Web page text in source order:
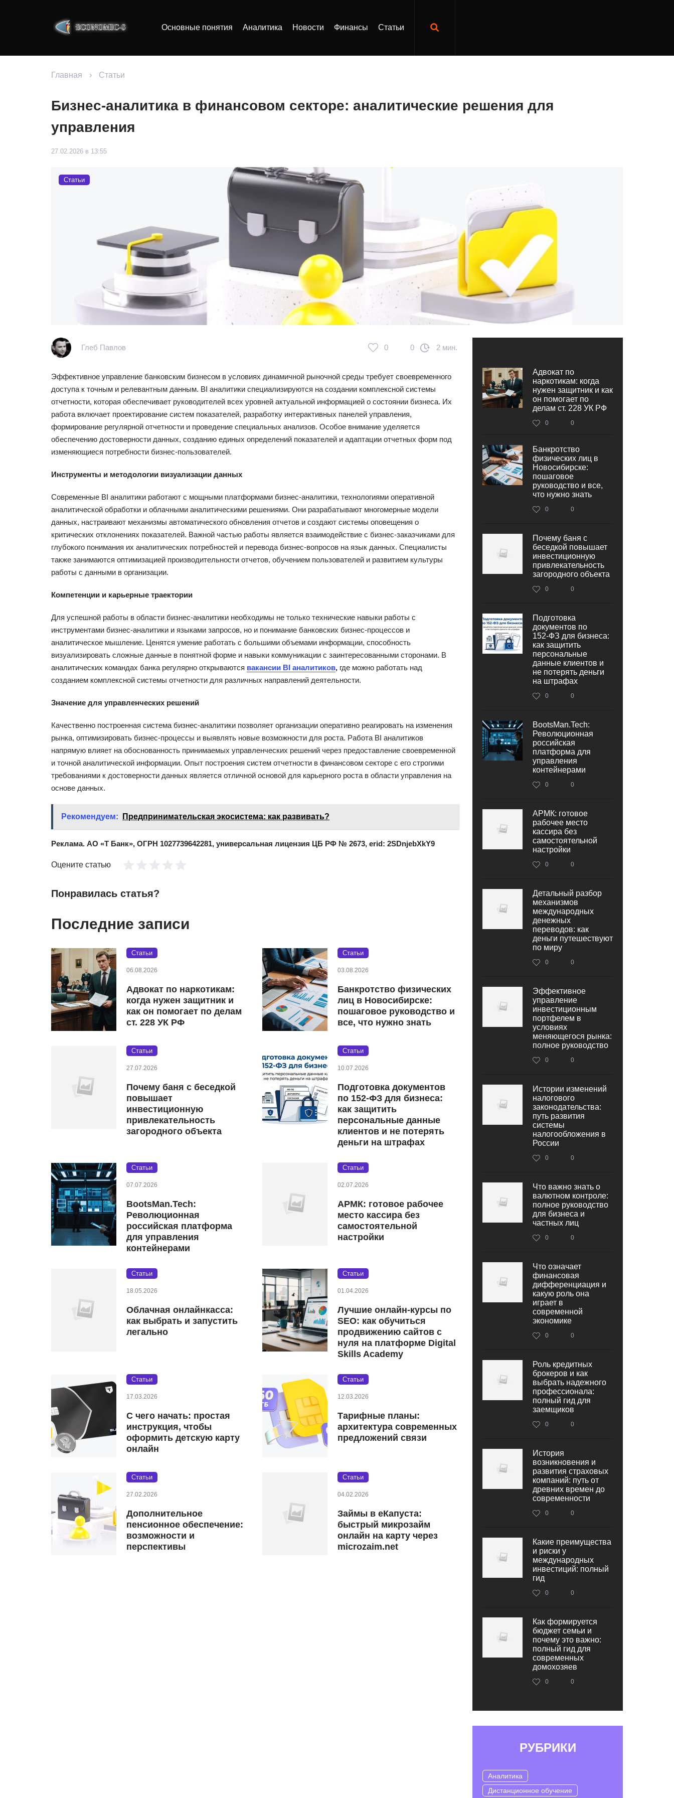
Основные понятия Аналитика Новости Финансы Статьи
Главная › Статьи
Бизнес-аналитика в финансовом секторе: аналитические решения для
управления
27.02.2026 в 13:55
Статьи
Глеб Павлов 0 0 2 мин.
Эффективное управление банковским бизнесом в условиях динамичной рыночной среды требует своевременного
доступа к точным и релевантным данным. BI аналитики специализируются на создании комплексной системы
отчетности, которая обеспечивает руководителей всех уровней актуальной информацией о состоянии бизнеса. Их
работа включает проектирование систем показателей, разработку интерактивных панелей управления,
формирование регулярной отчетности и проведение специальных анализов. Особое внимание уделяется
обеспечению достоверности данных, созданию единых определений показателей и адаптации отчетных форм под
изменяющиеся потребности бизнес-пользователей.
Инструменты и методологии визуализации данных
Современные BI аналитики работают с мощными платформами бизнес-аналитики, технологиями оперативной
аналитической обработки и облачными аналитическими решениями. Они разрабатывают многомерные модели
данных, настраивают механизмы автоматического обновления отчетов и создают системы оповещения о
критических отклонениях показателей. Важной частью работы является взаимодействие с бизнес-заказчиками для
глубокого понимания их аналитических потребностей и перевода бизнес-вопросов на язык данных. Специалисты
также занимаются оптимизацией производительности отчетов, обучением пользователей и развитием культуры
работы с данными в организации.
Компетенции и карьерные траектории
Для успешной работы в области бизнес-аналитики необходимы не только технические навыки работы с
инструментами бизнес-аналитики и языками запросов, но и понимание банковских бизнес-процессов и
аналитическое мышление. Ценятся умение работать с большими объемами информации, способность
визуализировать сложные данные в понятной форме и навыки коммуникации с заинтересованными сторонами. В
аналитических командах банка регулярно открываются вакансии BI аналитиков, где можно работать над
созданием комплексной системы отчетности для различных направлений деятельности.
Значение для управленческих решений
Качественно построенная система бизнес-аналитики позволяет организации оперативно реагировать на изменения
рынка, оптимизировать бизнес-процессы и выявлять новые возможности для роста. Работа BI аналитиков
напрямую влияет на обоснованность принимаемых управленческих решений через предоставление своевременной
и точной аналитической информации. Опыт построения систем отчетности в финансовом секторе с его строгими
требованиями к достоверности данных является отличной основой для карьерного роста в области управления на
основе данных.
Рекомендуем: Предпринимательская экосистема: как развивать?
Реклама. АО «Т Банк», ОГРН 1027739642281, универсальная лицензия ЦБ РФ № 2673, erid: 2SDnjebXkY9
Оцените статью
Понравилась статья?
Последние записи
Статьи
06.08.2026
Адвокат по наркотикам:
когда нужен защитник и
как он помогает по делам
ст. 228 УК РФ
Статьи
03.08.2026
Банкротство физических
лиц в Новосибирске:
пошаговое руководство и
все, что нужно знать
Статьи
27.07.2026
Почему баня с беседкой
повышает
инвестиционную
привлекательность
загородного объекта
Статьи
10.07.2026
Подготовка документов
по 152‑ФЗ для бизнеса:
как защитить
персональные данные
клиентов и не потерять
деньги на штрафах
Статьи
07.07.2026
BootsMan.Tech:
Революционная
российская платформа
для управления
контейнерами
Статьи
02.07.2026
АРМК: готовое рабочее
место кассира без
самостоятельной
настройки
Статьи
18.05.2026
Облачная онлайнкасса:
как выбрать и запустить
легально
Статьи
01.04.2026
Лучшие онлайн-курсы по
SEO: как обучиться
продвижению сайтов с
нуля на платформе Digital
Skills Academy
Статьи
17.03.2026
С чего начать: простая
инструкция, чтобы
оформить детскую карту
онлайн
Статьи
12.03.2026
Тарифные планы:
архитектура современных
предложений связи
Статьи
27.02.2026
Дополнительное
пенсионное обеспечение:
возможности и
перспективы
Статьи
04.02.2026
Займы в eКапуста:
быстрый микрозайм
онлайн на карту через
microzaim.net
Адвокат по
наркотикам: когда
нужен защитник и как
он помогает по
делам ст. 228 УК РФ
0 0
Банкротство
физических лиц в
Новосибирске:
пошаговое
руководство и все,
что нужно знать
0 0
Почему баня с
беседкой повышает
инвестиционную
привлекательность
загородного объекта
0 0
Подготовка
документов по
152‑ФЗ для бизнеса:
как защитить
персональные
данные клиентов и
не потерять деньги
на штрафах
0 0
BootsMan.Tech:
Революционная
российская
платформа для
управления
контейнерами
0 0
АРМК: готовое
рабочее место
кассира без
самостоятельной
настройки
0 0
Детальный разбор
механизмов
международных
денежных
переводов: как
деньги путешествуют
по миру
0 0
Эффективное
управление
инвестиционным
портфелем в
условиях
меняющегося рынка:
полное руководство
0 0
Истории изменений
налогового
законодательства:
путь развития
системы
налогообложения в
России
0 0
Что важно знать о
валютном контроле:
полное руководство
для бизнеса и
частных лиц
0 0
Что означает
финансовая
дифференциация и
какую роль она
играет в
современной
экономике
0 0
Роль кредитных
брокеров и как
выбрать надежного
профессионала:
полный гид для
заемщиков
0 0
История
возникновения и
развития страховых
компаний: путь от
древних времен до
современности
0 0
Какие преимущества
и риски у
международных
инвестиций: полный
гид
0 0
Как формируется
бюджет семьи и
почему это важно:
полный гид для
современных
домохозяев
0 0
РУБРИКИ
Аналитика
Дистанционное обучение